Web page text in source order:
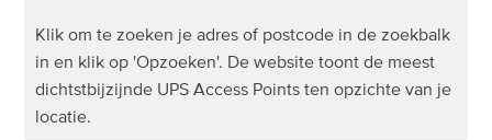
Kan ik naar meerdere leveradressen verzenden?
Ik heb het verkeerde artikel ontvangen, wat moet ik
doen?
Klik om te zoeken je adres of postcode in de zoekbalk
in en klik op 'Opzoeken'. De website toont de meest
dichtstbijzijnde UPS Access Points ten opzichte van je
locatie.